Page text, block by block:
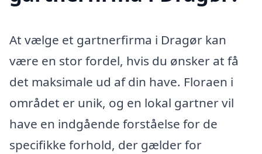
At vælge et gartnerfirma i Dragør kan
være en stor fordel, hvis du ønsker at få
det maksimale ud af din have. Floraen i
området er unik, og en lokal gartner vil
have en indgående forståelse for de
specifikke forhold, der gælder for